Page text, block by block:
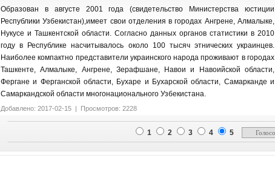
Образован в августе 2001 года (свидетельство Министерства юстиции
Республики Узбекистан),имеет свои отделения в городах Ангрене, Алмалыке,
Нукусе и Ташкентской области. Согласно данных органов статистики в 2010
году в Республике насчитывалось около 100 тысяч этнических украинцев.
Наиболее компактно представители украинского народа проживают в городах
Ташкенте, Алмалыке, Ангрене, Зерафшане, Навои и Навоийской области,
Фергане и Ферганской области, Бухаре и Бухарской области, Самарканде и
Самаркандской области многонационального Узбекистана.
Добавлено: 2017-02-15 | Просмотров: 2228
1 2 3 4 5